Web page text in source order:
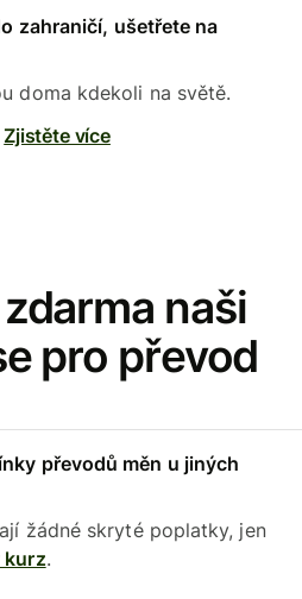
zahraničí, ušetřete na
doma kdekoli na světě.
Zjistěte více
naši
pro převod
převodů měn u jiných
žádné skryté poplatky, jen
kurz.